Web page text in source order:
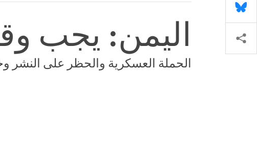
اليمن: يجب
الحملة العسكرية والحظر على النشر
Share this via Bluesky
Share this via مشاركة